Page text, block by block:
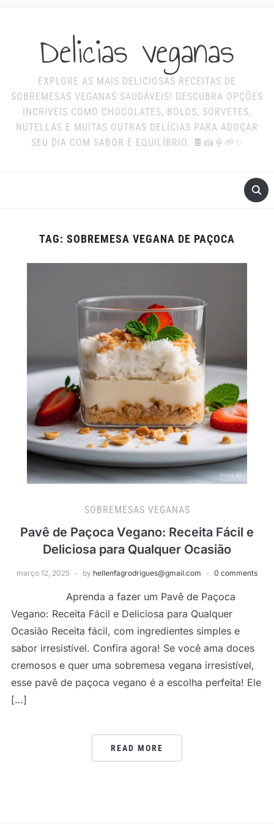
Delicias veganas
EXPLORE AS MAIS DELICIOSAS RECEITAS DE
SOBREMESAS VEGANAS SAUDÁVEIS! DESCUBRA OPÇÕES
INCRÍVEIS COMO CHOCOLATES, BOLOS, SORVETES,
NUTELLAS E MUITAS OUTRAS DELÍCIAS PARA ADOÇAR
SEU DIA COM SABOR E EQUILÍBRIO. 🍫🍰🍦🌱✨
TAG: SOBREMESA VEGANA DE PAÇOCA
SOBREMESAS VEGANAS
Pavê de Paçoca Vegano: Receita Fácil e
Deliciosa para Qualquer Ocasião
março 12, 2025 by hellenfagrodrigues@gmail.com 0 comments
Aprenda a fazer um Pavê de Paçoca
Vegano: Receita Fácil e Deliciosa para Qualquer
Ocasião Receita fácil, com ingredientes simples e
sabor irresistível. Confira agora! Se você ama doces
cremosos e quer uma sobremesa vegana irresistível,
esse pavê de paçoca vegano é a escolha perfeita! Ele
[…]
READ MORE